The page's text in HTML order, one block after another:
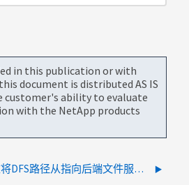
in this publication or with
document is distributed AS IS
customer's ability to evaluate
with the NetApp products
全局文件缓存：为什么在将DFS路径从指向后端文件服务器更改为GFC Edge后、用户报告速度缓慢